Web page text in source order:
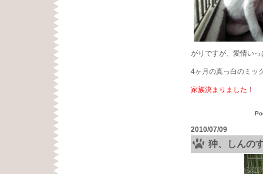
がりですが、愛情い
4ヶ月の真っ白のミッ
家族決まりました！
2010/07/09
狆、しんの